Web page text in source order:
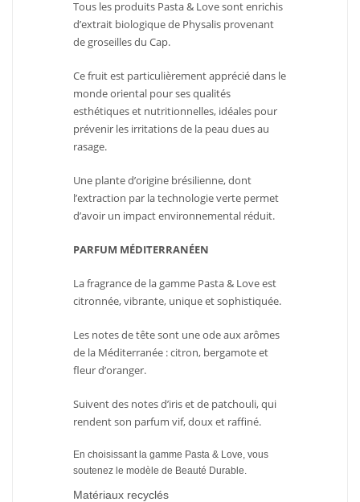
Tous les produits Pasta & Love sont enrichis
d’extrait biologique de Physalis provenant
de groseilles du Cap.
Ce fruit est particulièrement apprécié dans le
monde oriental pour ses qualités
esthétiques et nutritionnelles, idéales pour
prévenir les irritations de la peau dues au
rasage.
Une plante d’origine brésilienne, dont
l’extraction par la technologie verte permet
d’avoir un impact environnemental réduit.
PARFUM MÉDITERRANÉEN
La fragrance de la gamme Pasta & Love est
citronnée, vibrante, unique et sophistiquée.
Les notes de tête sont une ode aux arômes
de la Méditerranée : citron, bergamote et
fleur d’oranger.
Suivent des notes d’iris et de patchouli, qui
rendent son parfum vif, doux et raffiné.
En choisissant la gamme Pasta & Love, vous
soutenez le modèle de Beauté Durable.
Matériaux recyclés